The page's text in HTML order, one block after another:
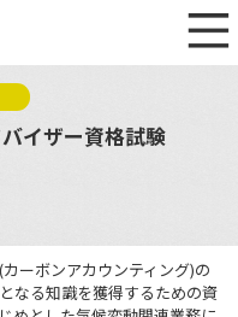
イザー資格試験
ーボンアカウンティング)の
なる知識を獲得するための資